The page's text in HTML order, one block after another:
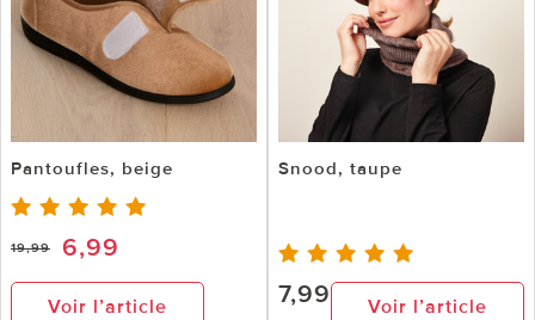
Pantoufles, beige
19,99 6,99
Voir l’article
Snood, taupe
7,99 Voir l’article